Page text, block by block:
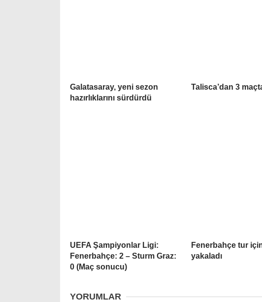
Galatasaray, yeni sezon
hazırlıklarını sürdürdü
Talisca’dan 3
UEFA Şampiyonlar Ligi:
Fenerbahçe: 2 – Sturm Graz:
0 (Maç sonucu)
Fenerbahçe tur
yakaladı
YORUMLAR